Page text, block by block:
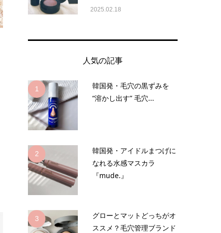
2025.02.18
人気の記事
1
韓国発・毛穴の黒ずみを
“溶かし出す” 毛穴...
2
韓国発・アイドルまつげに
なれる水感マスカラ
『mude.』
3
グローとマットどっちがオ
ススメ？毛穴管理ブランド